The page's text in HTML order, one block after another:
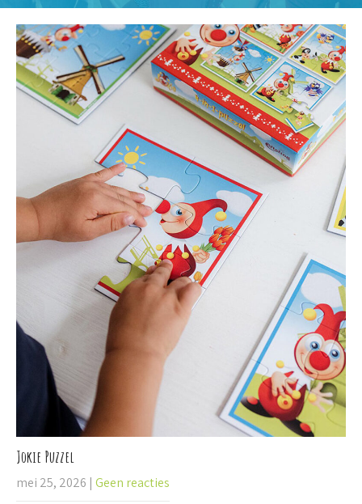
Jokie Puzzel
mei 25, 2026 | Geen reacties